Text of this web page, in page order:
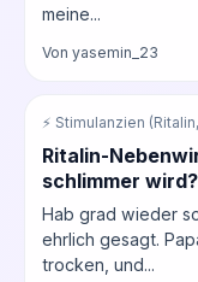
meine...
Von yasemin_23
⚡ Stimulanzien
Ritalin-
schlimmer wird?
Hab grad wieder
ehrlich gesagt.
trocken, und...